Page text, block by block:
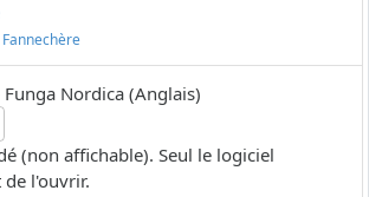
Funga Nordica (Anglais)
(non affichable). Seul le logiciel
de l'ouvrir.